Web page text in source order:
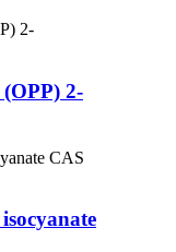
2-